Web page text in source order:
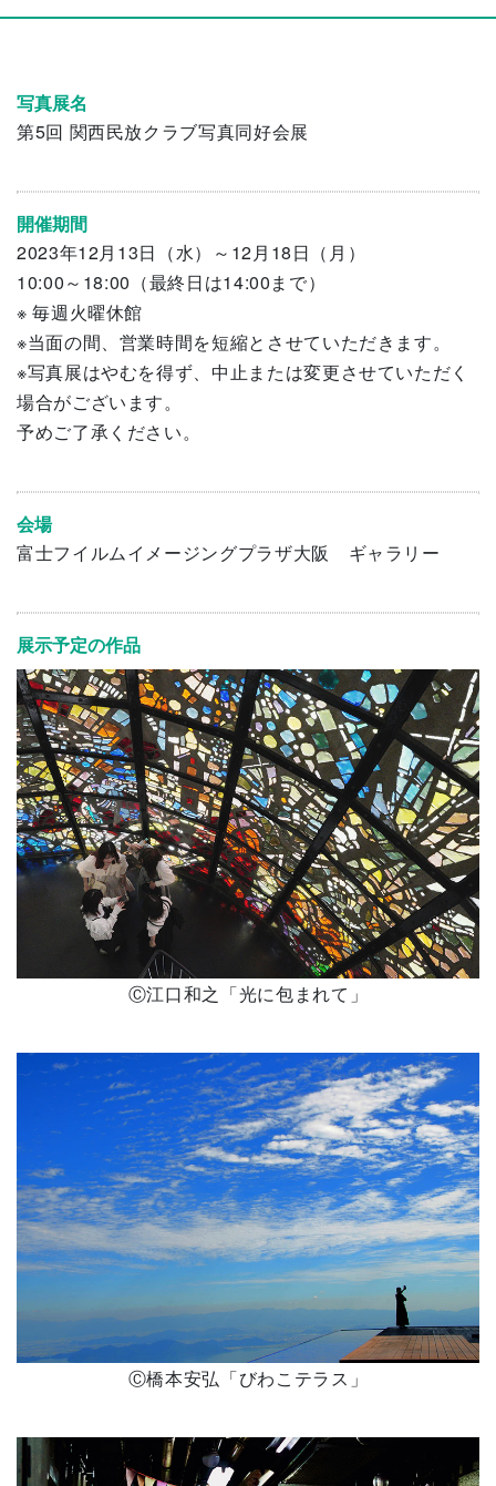
写真展名
第5回 関西民放クラブ写真同好会展
開催期間
2023年12月13日（水）～12月18日（月）
10:00～18:00（最終日は14:00まで）
※ 毎週火曜休館
※当面の間、営業時間を短縮とさせていただきます。
※写真展はやむを得ず、中止または変更させていただく
場合がございます。
予めご了承ください。
会場
富士フイルムイメージングプラザ大阪 ギャラリー
展示予定の作品
Ⓒ江口和之「光に包まれて」
Ⓒ橋本安弘「びわこテラス」